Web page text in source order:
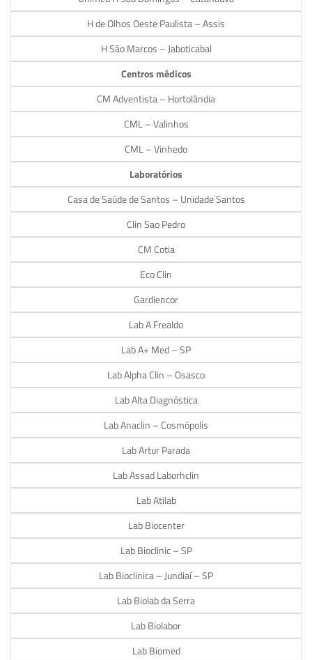
H de Olhos Oeste Paulista – Assis
H São Marcos – Jaboticabal
Centros médicos
CM Adventista – Hortolândia
CML – Valinhos
CML – Vinhedo
Laboratórios
Casa de Saúde de Santos – Unidade Santos
Clin Sao Pedro
CM Cotia
Eco Clin
Gardiencor
Lab A Frealdo
Lab A+ Med – SP
Lab Alpha Clin – Osasco
Lab Alta Diagnóstica
Lab Anaclin – Cosmópolis
Lab Artur Parada
Lab Assad Laborhclin
Lab Atilab
Lab Biocenter
Lab Bioclinic – SP
Lab Bioclinica – Jundiaí – SP
Lab Biolab da Serra
Lab Biolabor
Lab Biomed